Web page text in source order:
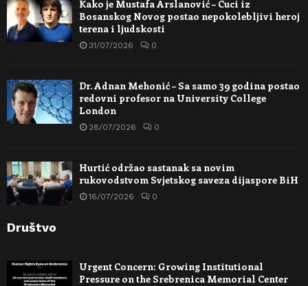
Kako je Mustafa Arslanović – Cuci iz
Bosanskog Novog postao nepokolebljivi heroj
terena i ljudskosti
31/07/2026 0
Dr. Adnan Mehonić – Sa samo 39 godina postao
redovni profesor na University College
London
28/07/2026 0
Hurtić održao sastanak sa novim
rukovodstvom Svjetskog saveza dijaspore BiH
16/07/2026 0
Društvo
Urgent Concern: Growing Institutional
Pressure on the Srebrenica Memorial Center